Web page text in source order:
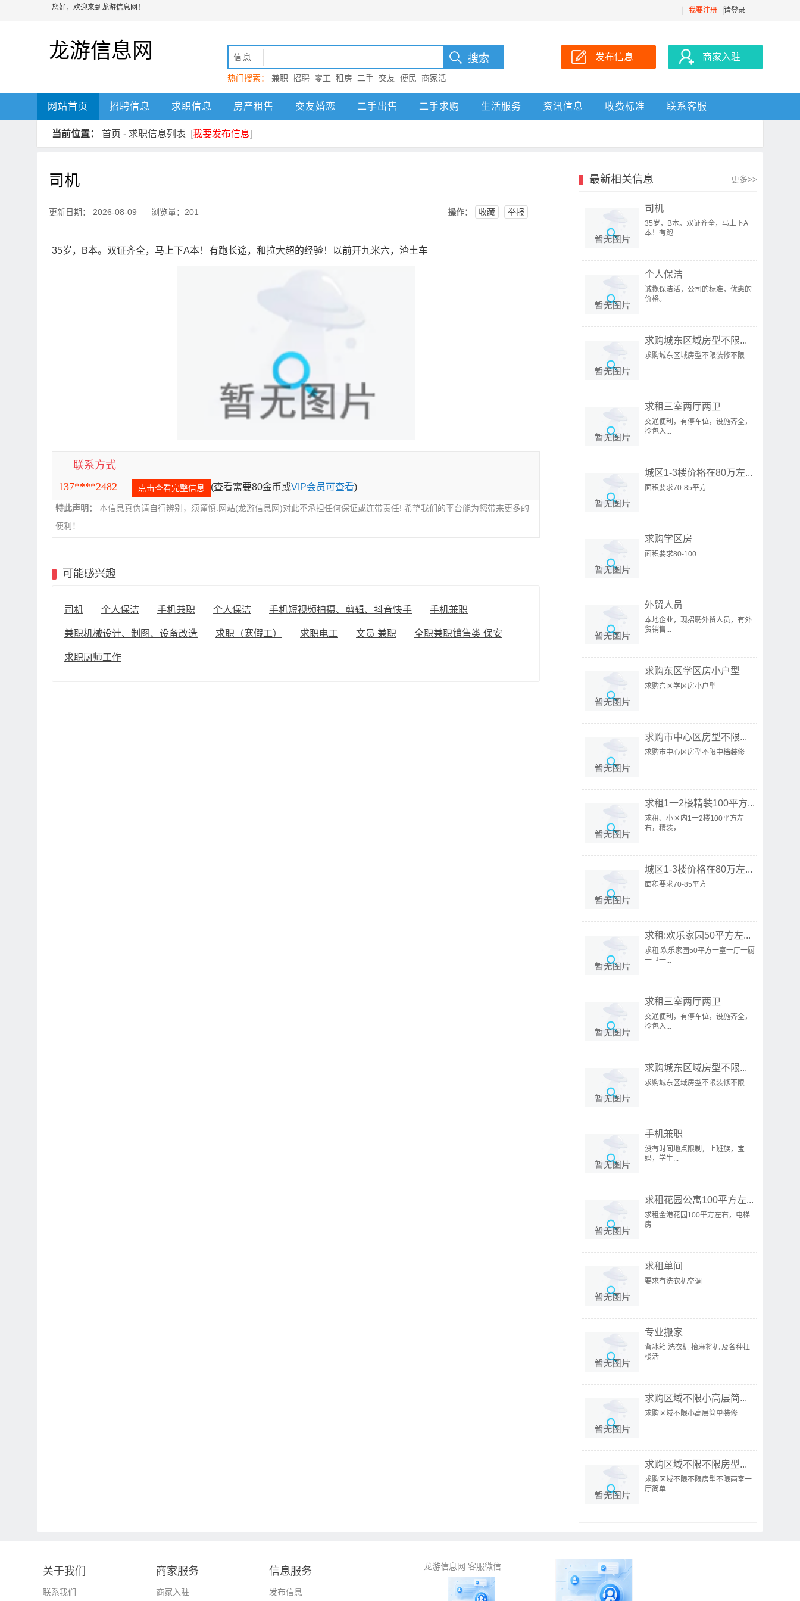
您好，欢迎来到龙游信息网！ 我要注册 请登录
龙游信息网 信息
热门搜索： 兼职 招聘 零工 租房 二手 交友 便民
商家活
动 龙游
发布信息 商家入驻
网站首页 招聘信息 求职信息 房产租售 交友婚恋 二手出售 二手求购 生活服务 资讯信息 收费标准 联系客服
当前位置： 首页 - 求职信息列表 [我要发布信息]
司机
更新日期： 2026-08-09 浏览量：201 操作： 收藏 举报
35岁，B本。双证齐全，马上下A本！有跑长途，和拉大超的经验！以前开九米六，渣土车
联系方式
137****2482
点击查看完整信息 (查看需要80金币或VIP会员可查看)
特此声明：
本信息真伪请自行辨别，须谨慎.网站(龙游信息网)对此不承担任何保证或连带责任! 希望我们的平台能为您带来更多的
便利！
可能感兴趣
司机 个人保洁 手机兼职 个人保洁 手机短视频拍摄、剪辑、抖音快手 手机兼职
兼职机械设计、制图、设备改造 求职（寒假工） 求职电工 文员 兼职 全职兼职销售类 保安
求职厨师工作
最新相关信息 更多>>
司机
35岁，B本。双证齐全，马上下A
本！有跑...
个人保洁
诚揽保洁活，公司的标准，优惠的
价格。
求购城东区域房型不限...
求购城东区域房型不限装修不限
求租三室两厅两卫
交通便利，有停车位，设施齐全，
拎包入...
城区1-3楼价格在80万左...
面积要求70-85平方
求购学区房
面积要求80-100
外贸人员
本地企业，现招聘外贸人员，有外
贸销售...
求购东区学区房小户型
求购东区学区房小户型
求购市中心区房型不限...
求购市中心区房型不限中档装修
求租1一2楼精装100平方...
求租、小区内1一2楼100平方左
右，精装，...
城区1-3楼价格在80万左...
面积要求70-85平方
求租:欢乐家园50平方左...
求租:欢乐家园50平方一室一厅一厨
一卫一...
求租三室两厅两卫
交通便利，有停车位，设施齐全，
拎包入...
求购城东区域房型不限...
求购城东区域房型不限装修不限
手机兼职
没有时间地点限制，上班族，宝
妈，学生...
求租花园公寓100平方左...
求租金港花园100平方左右，电梯
房
求租单间
要求有洗衣机空调
专业搬家
背冰箱 洗衣机 抬麻将机 及各种扛
楼活
求购区域不限小高层简...
求购区域不限小高层简单装修
求购区域不限不限房型...
求购区域不限不限房型不限两室一
厅简单...
关于我们
联系我们
商家服务
商家入驻
信息服务
发布信息
龙游信息网 客服微信